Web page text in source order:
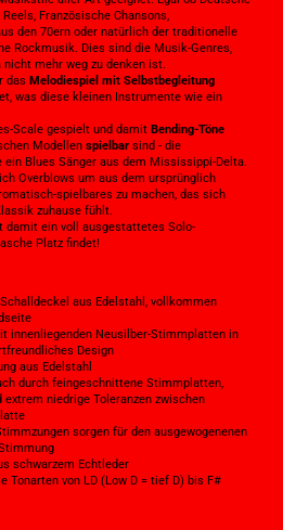
Französische Chansons,
den 70ern oder natürlich der traditionelle
Rockmusik. Dies sind die Musik-Genres,
mehr weg zu denken ist.
das Melodiespiel mit Selbstbegleitung
was diese kleinen Instrumente wie ein
Scale gespielt und damit Bending-Töne
Modellen spielbar sind - die
Blues Sänger aus dem Mississippi-Delta.
Overblows um aus dem ursprünglich
spielbares zu machen, das sich
zuhause fühlt.
damit ein voll ausgestattetes Solo-
Platz findet!
aus Edelstahl, vollkommen
innenliegenden Neusilber-Stimmplatten in
Design
aus Edelstahl
durch feingeschnittene Stimmplatten,
niedrige Toleranzen zwischen
sorgen für den ausgewogenenen
schwarzem Echtleder
Tonarten von LD (Low D = tief D) bis F#